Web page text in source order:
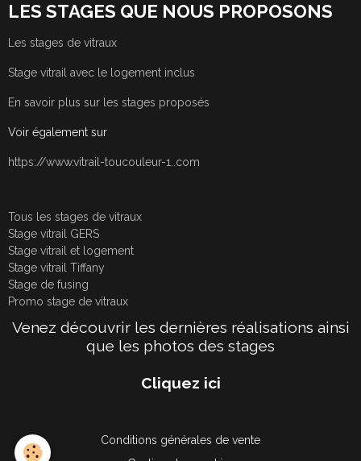
LES STAGES QUE NOUS PROPOSONS
Les stages de vitraux
Stage vitrail avec le logement inclus
En savoir plus sur les stages proposés
Voir également sur
https://www.vitrail-toucouleur-1..com
Tous les stages de vitraux
Stage vitrail GERS
Stage vitrail et logement
Stage vitrail Tiffany
Stage de fusing
Promo stage de vitraux
Venez découvrir les dernières réalisations ainsi
que les photos des stages
Cliquez ici
Conditions générales de vente